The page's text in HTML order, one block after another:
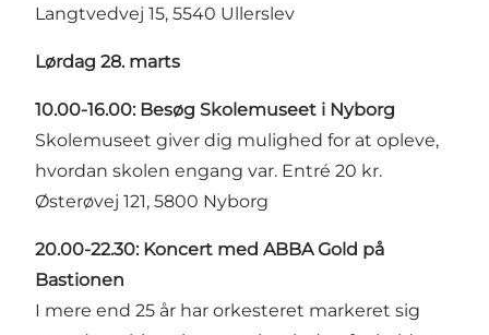
Langtvedvej 15, 5540 Ullerslev
Lørdag 28. marts
10.00-16.00: Besøg Skolemuseet i Nyborg
Skolemuseet giver dig mulighed for at opleve,
hvordan skolen engang var. Entré 20 kr.
Østerøvej 121, 5800 Nyborg
20.00-22.30: Koncert med ABBA Gold på
Bastionen
I mere end 25 år har orkesteret markeret sig